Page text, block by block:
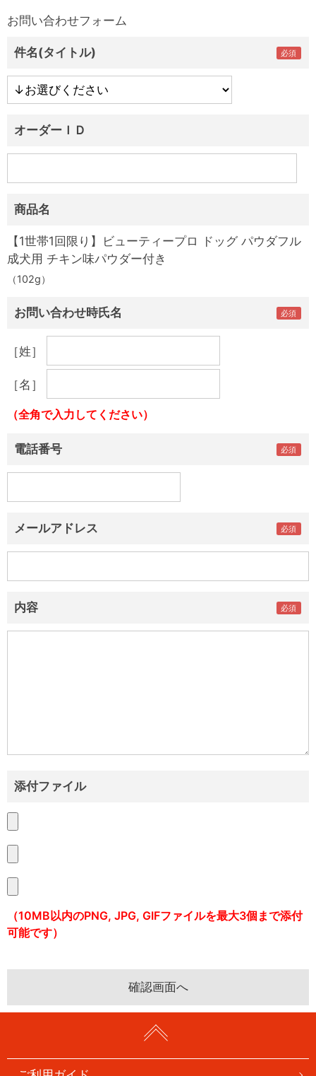
お問い合わせフォーム
件名(タイトル)
オーダーＩＤ
商品名
【1世帯1回限り】ビューティープロ ドッグ パウダフル
成犬用 チキン味パウダー付き
（102g）
お問い合わせ時氏名
［姓］
［名］
（全角で入力してください）
電話番号
メールアドレス
内容
添付ファイル
（10MB以内のPNG, JPG, GIFファイルを最大3個まで添付
可能です）